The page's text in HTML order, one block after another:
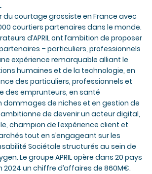
du courtage grossiste en France avec
courtiers partenaires dans le monde.
d’APRIL ont l’ambition de proposer
– particuliers, professionnels
expérience remarquable alliant le
humaines et de la technologie, en
des particuliers, professionnels et
des emprunteurs, en santé
dommages de niches et en gestion de
ambitionne de devenir un acteur digital,
champion de l’expérience client et
tout en s’engageant sur les
Sociétale structurés au sein de
Le groupe APRIL opère dans 20 pays
2024 un chiffre d’affaires de 860M€.